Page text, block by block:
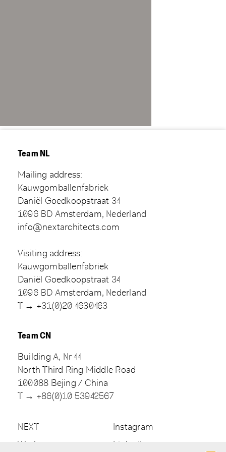
Team NL
Mailing address:
Kauwgomballenfabriek
Daniël Goedkoopstraat 34
1096 BD Amsterdam, Nederland
info@nextarchitects.com
Visiting address:
Kauwgomballenfabriek
Daniël Goedkoopstraat 34
1096 BD Amsterdam, Nederland
T → +31(0)20 4630463
Team CN
Building A, Nr 44
North Third Ring Middle Road
100088 Bejing / China
T → +86(0)10 53942567
NEXT
Work
Instagram
LinkedIn